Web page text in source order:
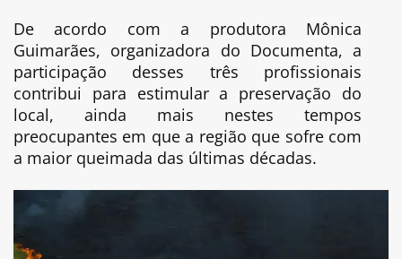
De acordo com a produtora Mônica
Guimarães, organizadora do Documenta, a
participação desses três profissionais
contribui para estimular a preservação do
local, ainda mais nestes tempos
preocupantes em que a região que sofre com
a maior queimada das últimas décadas.